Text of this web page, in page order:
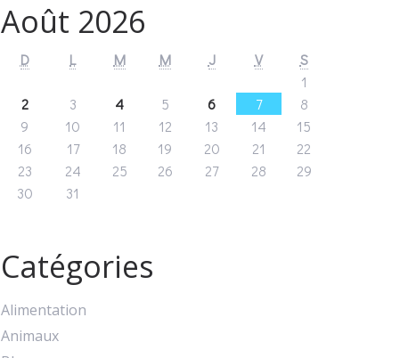
Août 2026
D L M M J V
S
1
2
3 4 5 6 7
8
9
10 11 12 13 14
15
16
17 18 19 20 21
22
23
24 25 26 27 28
29
30
31
Catégories
Alimentation
Animaux